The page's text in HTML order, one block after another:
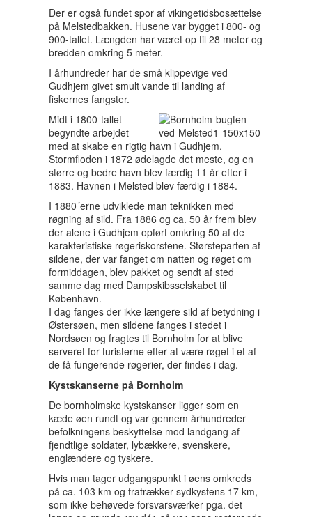
Der er også fundet spor af vikingetidsbosættelse
på Melstedbakken. Husene var bygget i 800- og
900-tallet. Længden har været op til 28 meter og
bredden omkring 5 meter.
I århundreder har de små klippevige ved
Gudhjem givet smult vande til landing af
fiskernes fangster.
Midt i 1800-tallet
begyndte arbejdet
med at skabe en rigtig havn i Gudhjem.
Stormfloden i 1872 ødelagde det meste, og en
større og bedre havn blev færdig 11 år efter i
1883. Havnen i Melsted blev færdig i 1884.
I 1880´erne udviklede man teknikken med
røgning af sild. Fra 1886 og ca. 50 år frem blev
der alene i Gudhjem opført omkring 50 af de
karakteristiske røgeriskorstene. Størsteparten af
sildene, der var fanget om natten og røget om
formiddagen, blev pakket og sendt af sted
samme dag med Dampskibsselskabet til
København.
I dag fanges der ikke længere sild af betydning i
Østersøen, men sildene fanges i stedet i
Nordsøen og fragtes til Bornholm for at blive
serveret for turisterne efter at være røget i et af
de få fungerende røgerier, der findes i dag.
Kystskanserne på Bornholm
De bornholmske kystskanser ligger som en
kæde øen rundt og var gennem århundreder
befolkningens beskyttelse mod landgang af
fjendtlige soldater, lybækkere, svenskere,
englændere og tyskere.
Hvis man tager udgangspunkt i øens omkreds
på ca. 103 km og fratrækker sydkystens 17 km,
som ikke behøvede forsvarsværker pga. det